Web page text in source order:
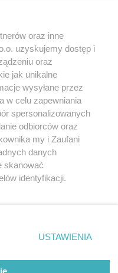
korzystania z portali
sięz nami
oraz inne
uzyskujemy dostęp i
oraz
jak unikalne
wysyłane przez
w celu zapewniania
spersonalizowanych
odbiorców oraz
my i Zaufani
danych
skanować
identyfikacji.
ustawień prywatności
strony
wymagają zgody
się takiemu
USTAWIENIA